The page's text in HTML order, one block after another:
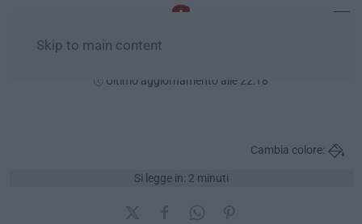
Skip to main content
Ultimo aggiornamento alle 22:18
Si legge in: 2 minuti
Cambia colore: